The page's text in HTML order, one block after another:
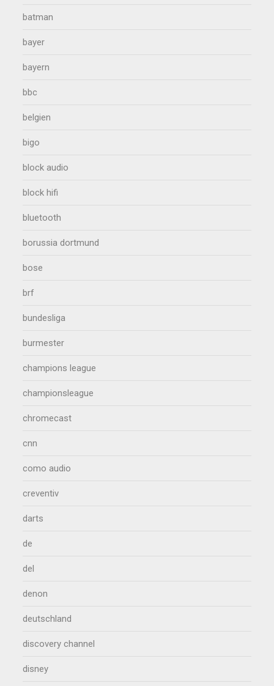
batman
bayer
bayern
bbc
belgien
bigo
block audio
block hifi
bluetooth
borussia dortmund
bose
brf
bundesliga
burmester
champions league
championsleague
chromecast
cnn
como audio
creventiv
darts
de
del
denon
deutschland
discovery channel
disney